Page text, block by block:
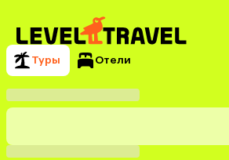
Туры Отели